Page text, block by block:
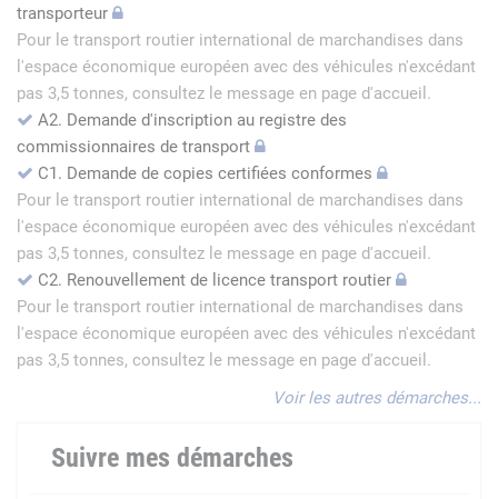
transporteur
Pour le transport routier international de marchandises dans
l'espace économique européen avec des véhicules n'excédant
pas 3,5 tonnes, consultez le message en page d'accueil.
A2. Demande d'inscription au registre des
commissionnaires de transport
C1. Demande de copies certifiées conformes
Pour le transport routier international de marchandises dans
l'espace économique européen avec des véhicules n'excédant
pas 3,5 tonnes, consultez le message en page d'accueil.
C2. Renouvellement de licence transport routier
Pour le transport routier international de marchandises dans
l'espace économique européen avec des véhicules n'excédant
pas 3,5 tonnes, consultez le message en page d'accueil.
Voir les autres démarches...
Suivre mes démarches